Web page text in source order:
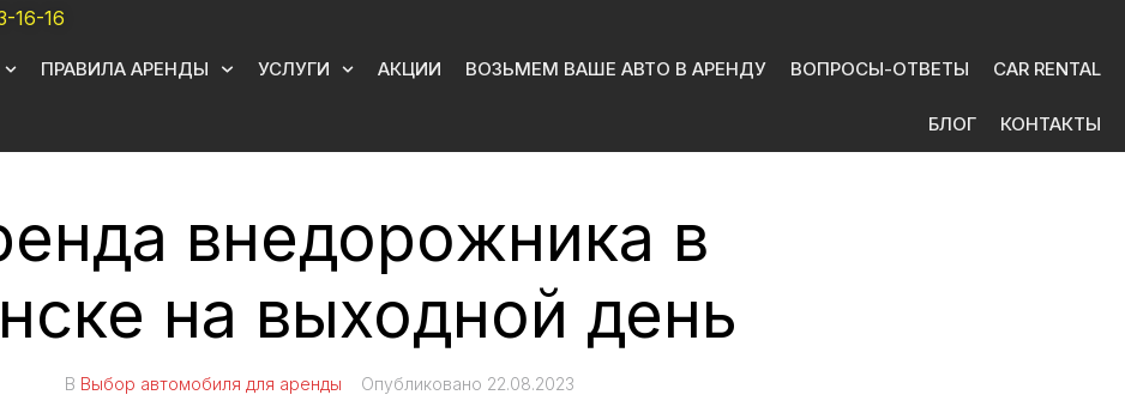
16-16
ПРАВИЛА АРЕНДЫ УСЛУГИ АКЦИИ ВОЗЬМЕМ ВАШЕ АВТО В АРЕНДУ ВОПРОСЫ-ОТВЕТЫ CAR RENTAL
БЛОГ КОНТАКТЫ
внедорожника в
на выходной день
В Выбор автомобиля для аренды Опубликовано 22.08.2023